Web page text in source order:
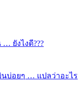
… ยังไงดี???
ยินบ่อยๆ … แปลว่าอะไร